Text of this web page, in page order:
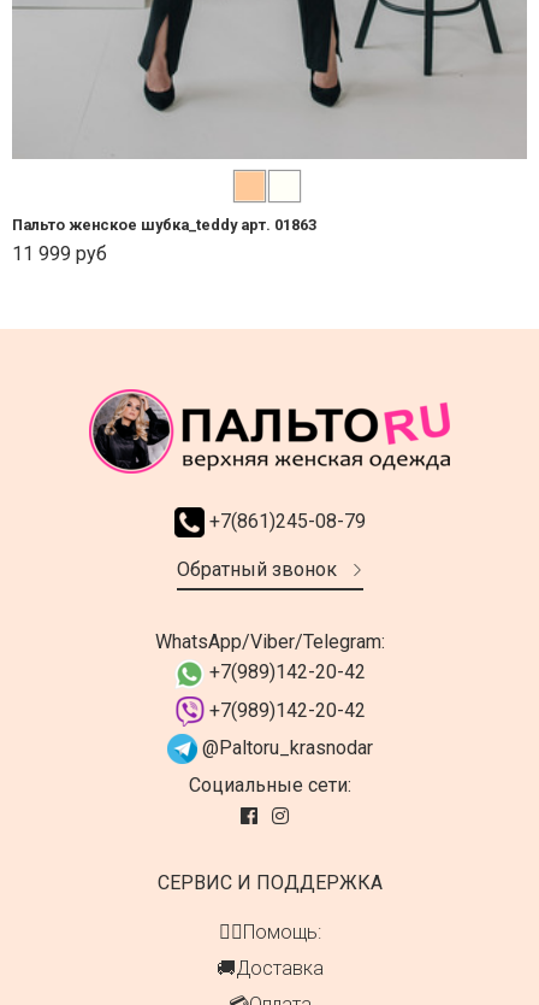
Пальто женское шубка_teddy арт. 01863
11 999 руб
+7(861)245-08-79
Обратный звонок
WhatsApp/Viber/Telegram:
+7(989)142-20-42
+7(989)142-20-42
@Paltoru_krasnodar
Социальные сети:
СЕРВИС И ПОДДЕРЖКА
👍🏻Помощь:
🚚Доставка